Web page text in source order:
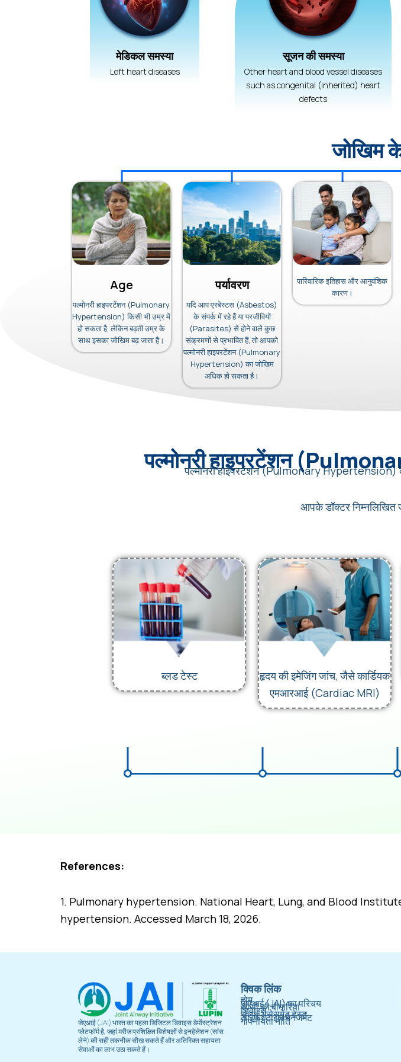
मेडिकल समस्या
Left heart diseases
सूजन की समस्या
Other heart and blood vessel diseases
such as congenital (inherited) heart
defects
जोखिम
Age
पल्मोनरी हाइपरटेंशन (Pulmonary
Hypertension) किसी भी उम्र में
हो सकता है, लेकिन बढ़ती उम्र के
साथ इसका जोखिम बढ़ जाता है।
पर्यावरण
यदि आप एस्बेस्टस (Asbestos)
के संपर्क में रहे हैं या परजीवियों
(Parasites) से होने वाले कुछ
संक्रमणों से प्रभावित हैं, तो आपको
पल्मोनरी हाइपरटेंशन (Pulmonary
Hypertension) का जोखिम
अधिक हो सकता है।
पारिवारिक इतिहास और आनुवंशिक
कारण।
पल्मोनरी हाइपरटेंशन
पल्मोनरी हाइपरटेंशन (Pulmonary Hypertension)
आपके डॉक्टर निम्नलिखित
ब्लड टेस्ट
हृदय की इमेजिंग जांच, जैसे कार्डियक
एमआरआई (Cardiac MRI)
References:
1. Pulmonary hypertension. National Heart, Lung, and Blood
hypertension. Accessed March 18, 2026.
जेएआई (JAI) भारत का पहला डिजिटल डिवाइस डेमोंस्ट्रेशन
प्लेटफॉर्म है, जहां मरीज प्रशिक्षित विशेषज्ञों से इनहेलेशन (सांस
लेने) की सही तकनीक सीख सकते हैं और अतिरिक्त सहायता
सेवाओं का लाभ उठा सकते हैं।
क्विक लिंक
होम
जेएआई (JAI) का परिचय
सांसों की बीमारियां
डिवाइस
सेल्फ असेसमेंट टेस्ट
लाइफस्टाइल मैनेजमेंट
गोपनीयता नीति